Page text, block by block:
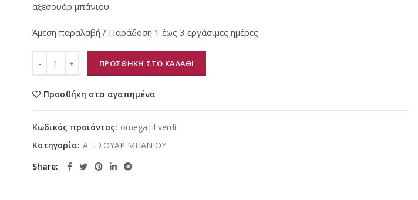
αξεσουάρ μπάνιου
Άμεση παραλαβή / Παράδοση 1 έως 3 εργάσιμες ημέρες
ΠΡΟΣΘΗΚΗ ΣΤΟ ΚΑΛΑΘΙ
Προσθήκη στα αγαπημένα
Κωδικός προϊόντος: omega|il verdi
Κατηγορία: ΑΞΕΣΟΥΑΡ ΜΠΑΝΙΟΥ
Share